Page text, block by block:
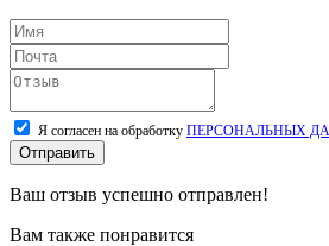
Я согласен на обработку ПЕРСОНАЛЬНЫХ
Отправить
Ваш отзыв успешно отправлен!
Вам также понравится